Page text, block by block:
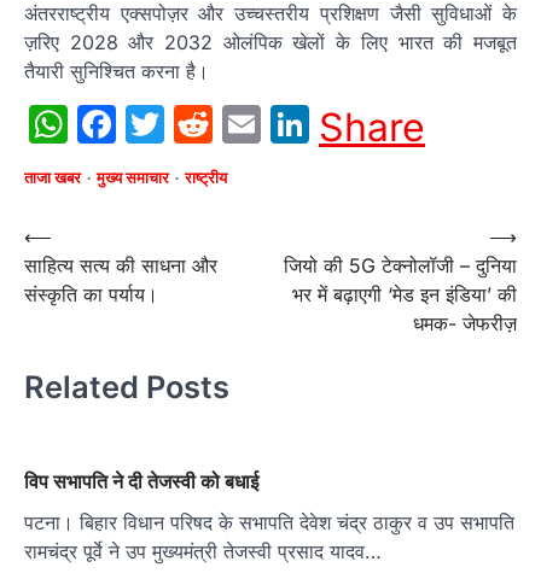
अंतरराष्ट्रीय एक्सपोज़र और उच्चस्तरीय प्रशिक्षण जैसी सुविधाओं के
ज़रिए 2028 और 2032 ओलंपिक खेलों के लिए भारत की मजबूत
तैयारी सुनिश्चित करना है।
WhatsApp
Facebook
Twitter
Reddit
EmailLinkedIn
Share
ताजा खबर मुख्य समाचार राष्ट्रीय
Post
navigation
⟵
साहित्य सत्य की साधना और
संस्कृति का पर्याय।
जियो की 5G टेक्नोलॉजी – दुनिया
भर में बढ़ाएगी ‘मेड इन इंडिया’ की
धमक- जेफरीज़
⟶
Related Posts
विप सभापति ने दी तेजस्वी को बधाई
पटना। बिहार विधान परिषद के सभापति देवेश चंद्र ठाकुर व उप सभापति
रामचंद्र पूर्वे ने उप मुख्यमंत्री तेजस्वी प्रसाद यादव…